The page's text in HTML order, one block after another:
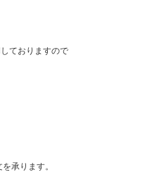
ておりますので
承ります。